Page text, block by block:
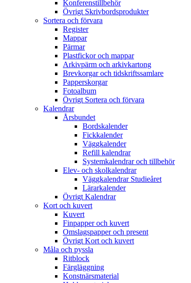
Konferenstillbehör
Övrigt Skrivbordsprodukter
Sortera och förvara
Register
Mappar
Pärmar
Plastfickor och mappar
Arkivpärm och arkivkartong
Brevkorgar och tidskriftssamlare
Papperskorgar
Fotoalbum
Övrigt Sortera och förvara
Kalendrar
Årsbundet
Bordskalender
Fickkalender
Väggkalender
Refill kalendrar
Systemkalendrar och tillbehör
Elev- och skolkalendrar
Väggkalendrar Studieåret
Lärarkalender
Övrigt Kalendrar
Kort och kuvert
Kuvert
Finpapper och kuvert
Omslagspapper och present
Övrigt Kort och kuvert
Måla och pyssla
Ritblock
Färgläggning
Konstnärsmaterial